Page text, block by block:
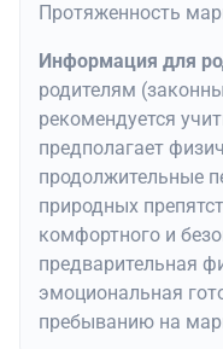
Протяженность
Информация для
родителям
рекомендуется
предполагает
продолжительные
природных
комфортного и
предварительная
эмоциональная
пребыванию на